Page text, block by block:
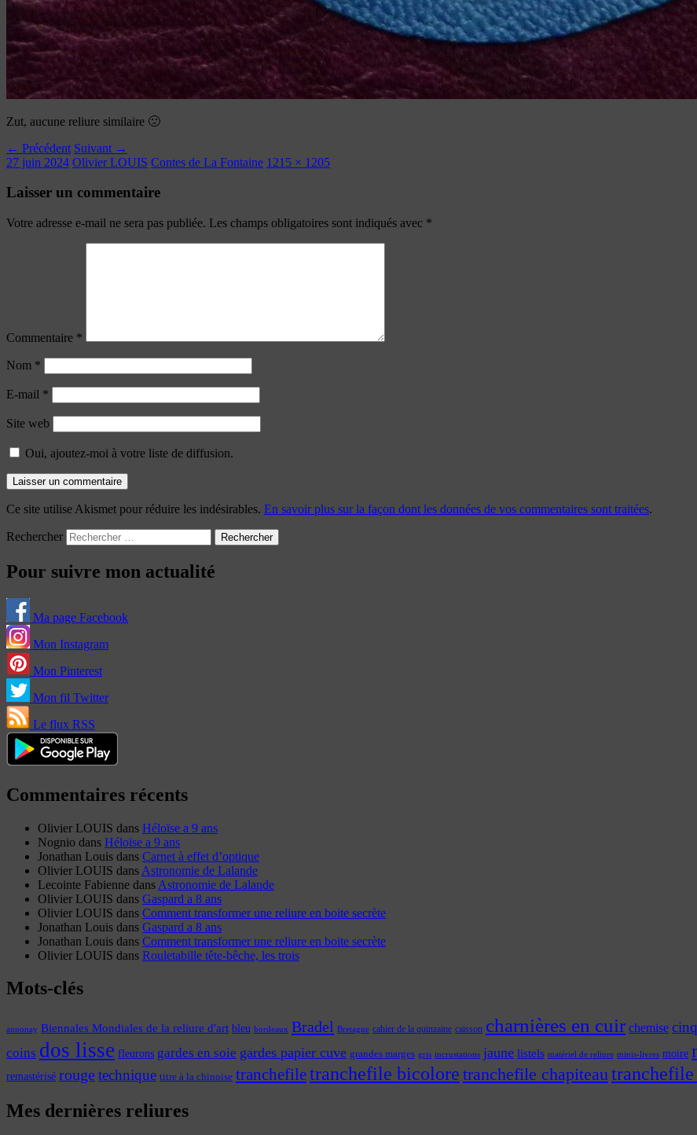
Zut, aucune reliure similaire 🙁
← Précédent Suivant →
27 juin 2024 Olivier LOUIS Contes de La Fontaine 1215 × 1205
Laisser un commentaire
Votre adresse e-mail ne sera pas publiée. Les champs obligatoires sont indiqués avec *
Commentaire *
Nom *
E-mail *
Site web
Oui, ajoutez-moi à votre liste de diffusion.
Ce site utilise Akismet pour réduire les indésirables. En savoir plus sur la façon dont les données de vos commentaires sont traitées.
Rechercher
Pour suivre mon actualité
Ma page Facebook
Mon Instagram
Mon Pinterest
Mon fil Twitter
Le flux RSS
Commentaires récents
Olivier LOUIS dans Héloïse a 9 ans
Nognio dans Héloïse a 9 ans
Jonathan Louis dans Carnet à effet d’optique
Olivier LOUIS dans Astronomie de Lalande
Lecointe Fabienne dans Astronomie de Lalande
Olivier LOUIS dans Gaspard a 8 ans
Olivier LOUIS dans Comment transformer une reliure en boite secrète
Jonathan Louis dans Gaspard a 8 ans
Jonathan Louis dans Comment transformer une reliure en boite secrète
Olivier LOUIS dans Rouletabille tête-bêche, les trois
Mots-clés
annonay Biennales Mondiales de la reliure d'art bleu bordeaux Bradel Bretagne cahier de la quinzaine caisson charnières en cuir chemise
coins dos lisse fleurons gardes en soie gardes papier cuve grandes marges gris incrustations jaune listels matériel de reliure minis-livres moire
remastérisé rougetechnique titre à la chinoise tranchefiletranchefile bicolore tranchefile chapiteau
Mes dernières reliures